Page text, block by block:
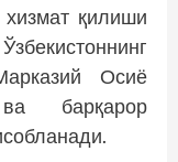
хизмат қилиши
Осиё
барқарор